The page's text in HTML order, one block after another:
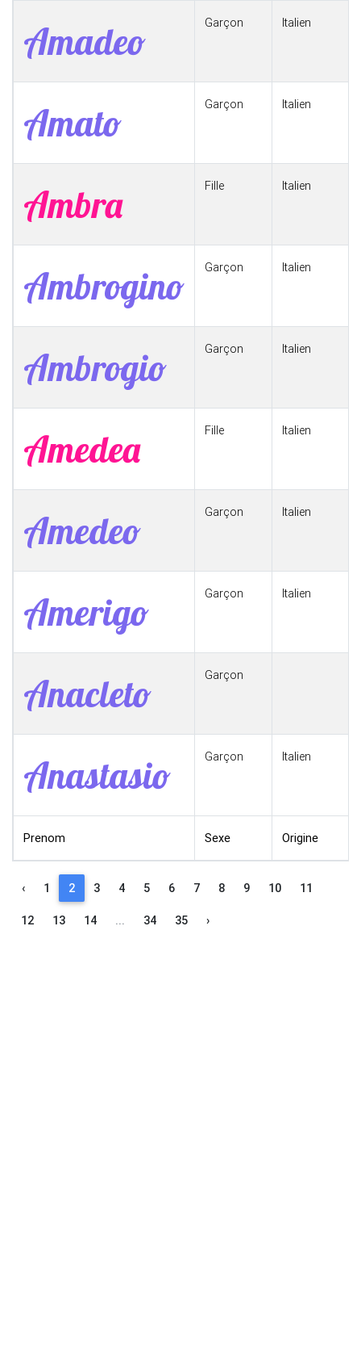
Amadeo Garçon Italien
Amato Garçon Italien
Ambra Fille Italien
Ambrogino Garçon Italien
Ambrogio Garçon Italien
Amedea Fille Italien
Amedeo Garçon Italien
Amerigo Garçon Italien
Anacleto Garçon
Anastasio Garçon Italien
Prenom Sexe Origine
‹ 1 2 3 4 5 6 7 8 9 10 11
12 13 14 ... 34 35 ›